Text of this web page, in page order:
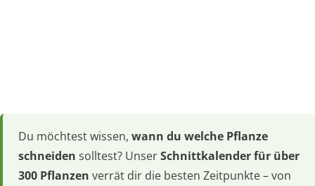
Du möchtest wissen, wann du welche Pflanze
schneiden solltest? UnserSchnittkalender für über
300 Pflanzen verrät dir die besten Zeitpunkte – von